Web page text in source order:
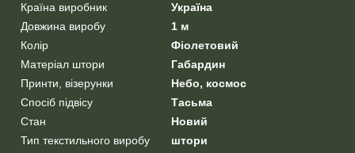
Країна виробник
Україна
Довжина виробу
1 м
Колір
Фіолетовий
Матеріал штори
Габардин
Принти, візерунки
Небо, космос
Спосіб підвісу
Тасьма
Стан
Новий
Тип текстильного виробу
штори